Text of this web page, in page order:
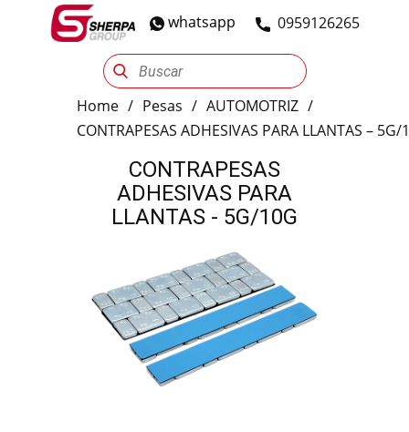
​0959126265
whatsapp
Sherpa Group Reencauche Automotriz
Home / Pesas / AUTOMOTRIZ /
CONTRAPESAS ADHESIVAS PARA LLANTAS – 5G/
CONTRAPESAS
ADHESIVAS PARA
LLANTAS - 5G/10G